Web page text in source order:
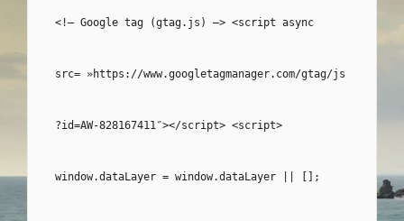
<!– Google tag (gtag.js) –> <script async
src= »https://www.googletagmanager.com/gtag/js
?id=AW-828167411″></script> <script>
window.dataLayer = window.dataLayer || [];